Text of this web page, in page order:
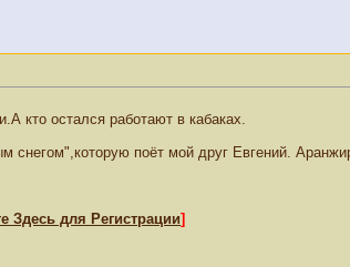
кто остался работают в кабаках.
поёт мой друг Евгений.
Здесь для Регистрации]